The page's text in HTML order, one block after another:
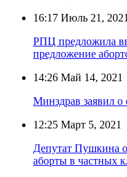
16:17 Июль 21, 2021
РПЦ предложила
предложение
14:26 Май 14, 2021
Минздрав заявил о
12:25 Март 5, 2021
Депутат Пушкина
аборты в частных